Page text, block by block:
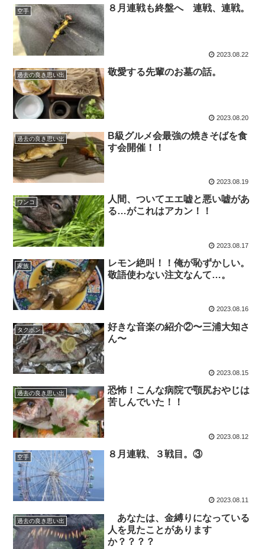
空手 ８月連戦も終盤へ 連戦、連戦。
2023.08.22
過去の良き思い出 敬愛する先輩のお墓の話。
2023.08.20
過去の良き思い出
B級グルメ会最強の焼きそばを食
す会開催！！
2023.08.19
ワンコ
人間、ついてエエ嘘と悪い嘘があ
る…がこれはアカン！！
2023.08.17
家族
レモン絶叫！！俺が恥ずかしい。
敬語使わない注文なんて…。
2023.08.16
タクボン
好きな音楽の紹介②〜三浦大知さ
ん〜
2023.08.15
過去の良き思い出
恐怖！こんな病院で顎尻おやじは
苦しんでいた！！
2023.08.12
空手 ８月連戦、３戦目。③
2023.08.11
過去の良き思い出
あなたは、金縛りになっている
人を見たことがあります
か？？？？